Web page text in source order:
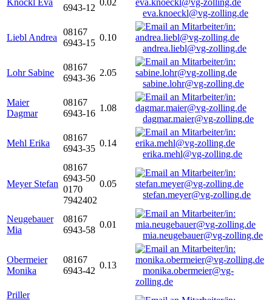
Knöckl Eva
6943-12
0.02
eva.knoeckl@vg-zolling.de
Liebl Andrea
08167
6943-15
0.10
andrea.liebl@vg-zolling.de
Lohr Sabine
08167
6943-36
2.05
sabine.lohr@vg-zolling.de
Maier
Dagmar
08167
6943-16
1.08
dagmar.maier@vg-zolling.de
Mehl Erika
08167
6943-35
0.14
erika.mehl@vg-zolling.de
Meyer Stefan
08167
6943-50
0170
7942402
0.05
stefan.meyer@vg-zolling.de
Neugebauer
Mia
08167
6943-58
0.01
mia.neugebauer@vg-zolling.de
Obermeier
Monika
08167
6943-42
0.13
monika.obermeier@vg-
zolling.de
Priller